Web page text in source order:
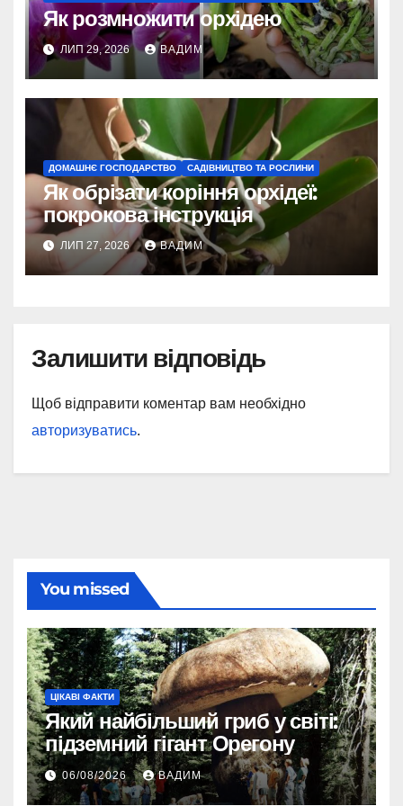
Як розмножити орхідею
ЛИП 29, 2026 ВАДИМ
ДОМАШНЄ ГОСПОДАРСТВО САДІВНИЦТВО ТА РОСЛИНИ
Як обрізати коріння орхідеї:
покрокова інструкція
ЛИП 27, 2026 ВАДИМ
Залишити відповідь
Щоб відправити коментар вам необхідно
авторизуватись.
You missed
ЦІКАВІ ФАКТИ
Який найбільший гриб у світі:
підземний гігант Орегону
06/08/2026 ВАДИМ